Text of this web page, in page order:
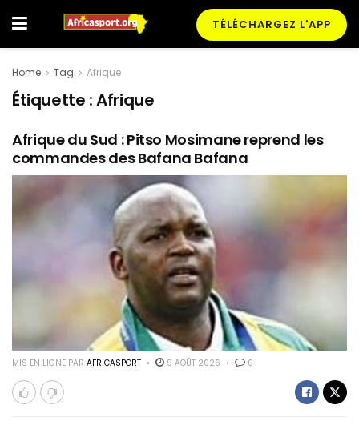
TÉLÉCHARGEZ L'APP
Home Tag Afrique
Étiquette :Afrique
Afrique du Sud : Pitso Mosimane reprend les
commandes des Bafana Bafana
MIS EN LIGNE PAR AFRICASPORT 9 AOÛT 2026 0